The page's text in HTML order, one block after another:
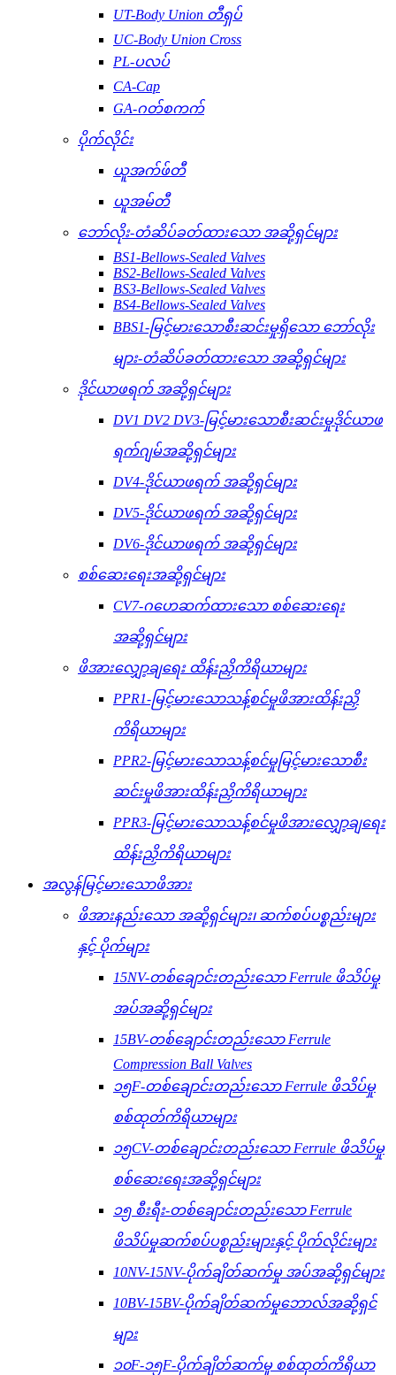
UT-Body Union တီရှပ်
UC-Body Union Cross
PL-ပလပ်
CA-Cap
GA-ဂတ်စကက်
ပိုက်လိုင်း
ယူအက်ဖ်တီ
ယူအမ်တီ
ဘော်လိုး-တံဆိပ်ခတ်ထားသော အဆို့ရှင်များ
BS1-Bellows-Sealed Valves
BS2-Bellows-Sealed Valves
BS3-Bellows-Sealed Valves
BS4-Bellows-Sealed Valves
BBS1-မြင့်မားသောစီးဆင်းမှုရှိသော ဘော်လိုး
များ-တံဆိပ်ခတ်ထားသော အဆို့ရှင်များ
ဒိုင်ယာဖရက် အဆို့ရှင်များ
DV1 DV2 DV3-မြင့်မားသောစီးဆင်းမှုဒိုင်ယာဖ
ရက်ဂျမ်အဆို့ရှင်များ
DV4-ဒိုင်ယာဖရက် အဆို့ရှင်များ
DV5-ဒိုင်ယာဖရက် အဆို့ရှင်များ
DV6-ဒိုင်ယာဖရက် အဆို့ရှင်များ
စစ်ဆေးရေးအဆို့ရှင်များ
CV7-ဂဟေဆက်ထားသော စစ်ဆေးရေး
အဆို့ရှင်များ
ဖိအားလျှော့ချရေး ထိန်းညှိကိရိယာများ
PPR1-မြင့်မားသောသန့်စင်မှုဖိအားထိန်းညှိ
ကိရိယာများ
PPR2-မြင့်မားသောသန့်စင်မှုမြင့်မားသောစီး
ဆင်းမှုဖိအားထိန်းညှိကိရိယာများ
PPR3-မြင့်မားသောသန့်စင်မှုဖိအားလျှော့ချရေး
ထိန်းညှိကိရိယာများ
အလွန်မြင့်မားသောဖိအား
ဖိအားနည်းသော အဆို့ရှင်များ၊ ဆက်စပ်ပစ္စည်းများ
နှင့် ပိုက်များ
15NV-တစ်ချောင်းတည်းသော Ferrule ဖိသိပ်မှု
အပ်အဆို့ရှင်များ
15BV-တစ်ချောင်းတည်းသော Ferrule
Compression Ball Valves
၁၅F-တစ်ချောင်းတည်းသော Ferrule ဖိသိပ်မှု
စစ်ထုတ်ကိရိယာများ
၁၅CV-တစ်ချောင်းတည်းသော Ferrule ဖိသိပ်မှု
စစ်ဆေးရေးအဆို့ရှင်များ
၁၅ စီးရီး-တစ်ချောင်းတည်းသော Ferrule
ဖိသိပ်မှုဆက်စပ်ပစ္စည်းများနှင့် ပိုက်လိုင်းများ
10NV-15NV-ပိုက်ချိတ်ဆက်မှု အပ်အဆို့ရှင်များ
10BV-15BV-ပိုက်ချိတ်ဆက်မှုဘောလ်အဆို့ရှင်
များ
၁၀F-၁၅F-ပိုက်ချိတ်ဆက်မှု စစ်ထုတ်ကိရိယာ